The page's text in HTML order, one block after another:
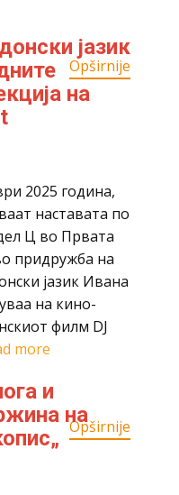
Opširnije
јазик
на
2025 година,
наставата по
Ц во Првата
придружба на
јазик Ивана
на кино-
филм DJ
more
Opširnije
и
на